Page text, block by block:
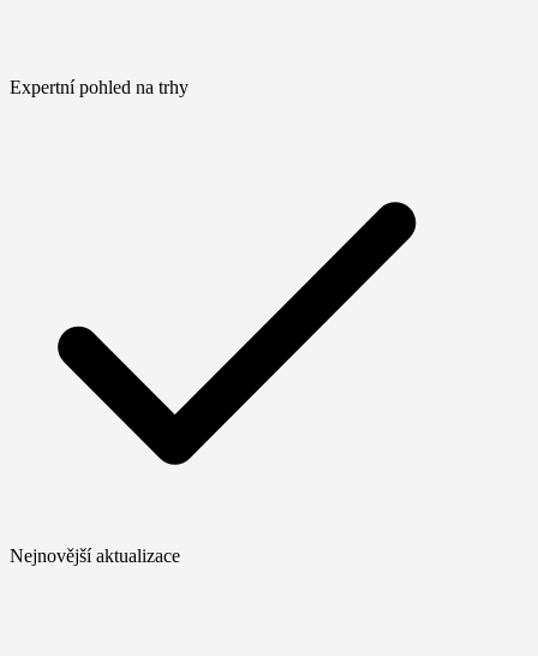
Expertní pohled na trhy
Nejnovější aktualizace